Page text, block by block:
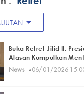
arrow_drop_down
Buka Retret Jilid II,
Alasan Kumpulkan
News· 06/01/2026